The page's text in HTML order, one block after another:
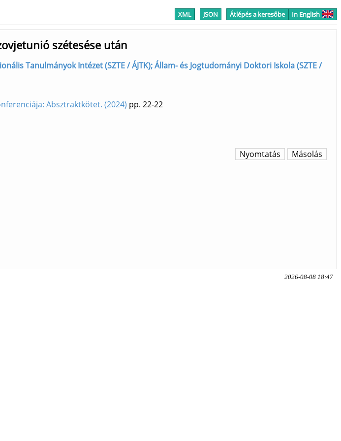
XML JSON Átlépés a keresőbe In English
szétesése után
Tanulmányok Intézet (SZTE / ÁJTK); Állam- és Jogtudományi Doktori Iskola (SZTE /
Absztraktkötet. (2024) pp. 22-22
Másolás
Nyomtatás
2026-08-08 18:47